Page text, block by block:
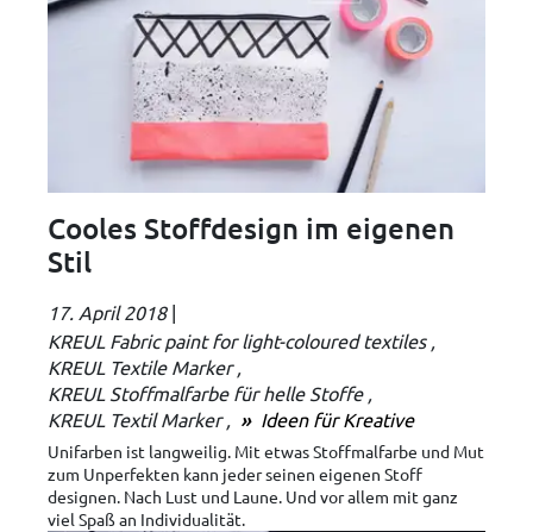
Cooles Stoffdesign im eigenen
Stil
17. April 2018 |
KREUL Fabric paint for light-coloured textiles
KREUL Textile Marker
KREUL Stoffmalfarbe für helle Stoffe
KREUL Textil Marker
Ideen für Kreative
Unifarben ist langweilig. Mit etwas Stoffmalfarbe und Mut
zum Unperfekten kann jeder seinen eigenen Stoff
designen. Nach Lust und Laune. Und vor allem mit ganz
viel Spaß an Individualität.